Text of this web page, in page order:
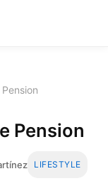
Pension
LIFESTYLE